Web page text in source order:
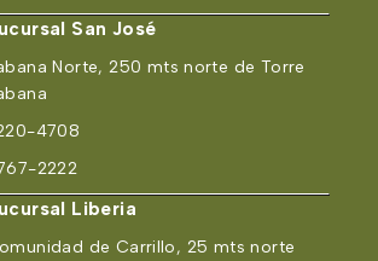
San José
Norte, 250 mts norte de Torre
4708
2222
Liberia
de Carrillo, 25 mts norte